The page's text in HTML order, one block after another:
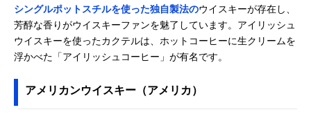
シングルポットスチルを使った独自製法のウイスキーが存在し、
芳醇な香りがウイスキーファンを魅了しています。アイリッシュ
ウイスキーを使ったカクテルは、ホットコーヒーに生クリームを
浮かべた「アイリッシュコーヒー」が有名です。
アメリカンウイスキー（アメリカ）